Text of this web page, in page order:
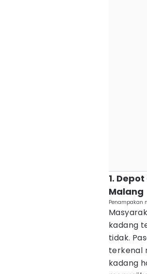
1.
Malang
Penampakan
kadang
tidak.
terkenal
kadang